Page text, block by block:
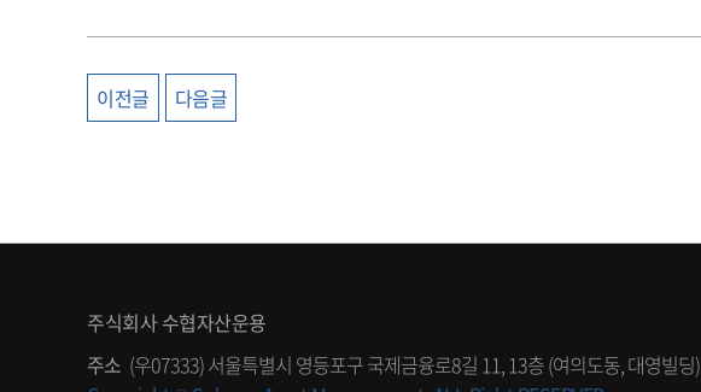
이전글 다음글
주식회사 수협자산운용
주소 (우07333) 서울특별시 영등포구 국제금융로8길 11, 13층 (여의도동, 대영빌딩)